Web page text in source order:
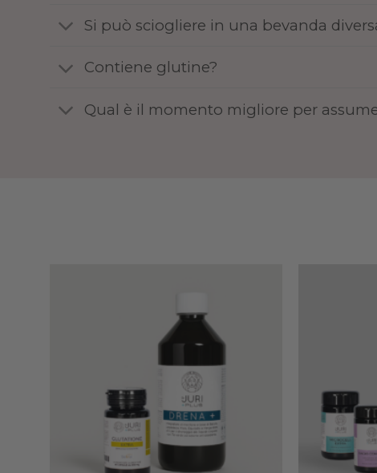
Si può sciogliere in una bevanda
Contiene glutine?
Qual è il momento migliore per